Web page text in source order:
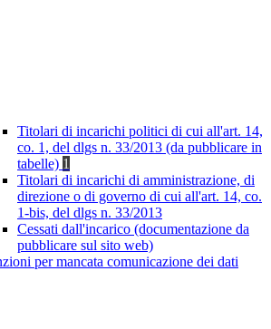
Titolari di incarichi politici di cui all'art. 14,
co. 1, del dlgs n. 33/2013 (da pubblicare in
tabelle) 1
Titolari di incarichi di amministrazione, di
direzione o di governo di cui all'art. 14, co.
1-bis, del dlgs n. 33/2013
Cessati dall'incarico (documentazione da
pubblicare sul sito web)
per mancata comunicazione dei dati